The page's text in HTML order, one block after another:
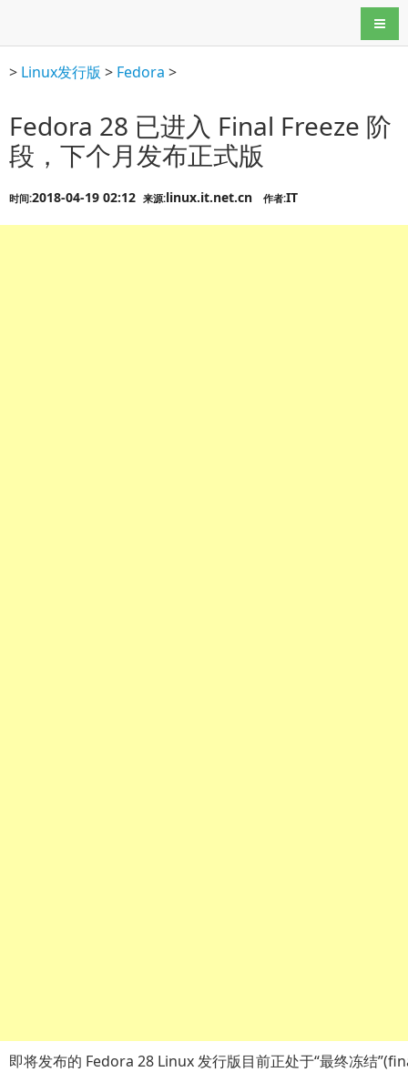
导航
> Linux发行版 > Fedora >
Fedora 28 已进入 Final Freeze 阶
段，下个月发布正式版
时间:2018-04-19 02:12 来源:linux.it.net.cn 作者:IT
即将发布的 Fedora 28 Linux 发行版目前正处于“最终冻结